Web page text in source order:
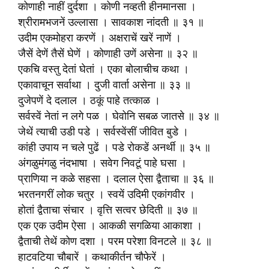
कोणाही नाहीं दुर्दशा । कोणी नव्हती हीनमानसा ।
श्रीरामभजनें उल्लासा । सावकाश नांदती ॥ ३१ ॥
उदीम एकमोहरा करणें । अक्षराचें खरें नाणें ।
जैसें देणें तैसें घेणें । कोणाही उणें असेना ॥ ३२ ॥
एकचि वस्तु देतां घेतां । एका बोलाचीच कथा ।
एकावाचून सर्वाथा । दुजी वार्ता असेना ॥ ३३ ॥
दुजेपणें दे दलाल । ठकूं पाहे तत्काळ ।
सर्वस्वें नेतां न लगे पळ । घेवोनि सबळ जातसे ॥ ३४ ॥
जेथें त्याची उडी पडे । सर्वस्वेंसीं जीवित बुडे ।
कांही उपाय न चले पुढें । पडे रोकडें अनर्थी ॥ ३५ ॥
अंगळुमंगळु नंदभाषा । सवेग निवटूं पाहे घसा ।
प्राणिया न कळे सहसा । दलाल ऐसा द्वैताचा ॥ ३६ ॥
भरतनगरीं लोक चतुर । स्वयें उदिमी एकांगवीर ।
होतां द्वैताचा संचार । वृत्ति सत्वर छेदिती ॥ ३७ ॥
एक एक उदीम ऐसा । आकळी सगळिया आकाशा ।
द्वैताची तेथें कोण दशा । परम परेशा विनटले ॥ ३८ ॥
हाटवटिया चौबारें । कथाकीर्तन चौफेरें ।